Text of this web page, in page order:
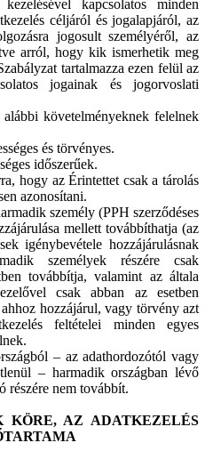
kapcsolatos minden
céljáról és jogalapjáról, az
jogosult személyéről, az
arról, hogy kik ismerhetik meg
tartalmazza ezen felül az
jogainak és jogorvoslati
követelményeknek felelnek
és törvényes.
időszerűek.
hogy az Érintettet csak a tárolás
azonosítani.
személy (PPH szerződéses
mellett továbbíthatja (az
igénybevétele hozzájárulásnak
személyek részére csak
továbbítja, valamint az általa
csak abban az esetben
hozzájárul, vagy törvény azt
feltételei minden egyes
– az adathordozótól vagy
– harmadik országban lévő
részére nem továbbít.
KÖRE, AZ ADATKEZELÉS